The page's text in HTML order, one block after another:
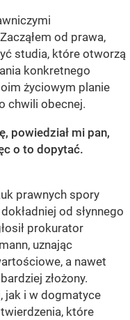
od prawa,
studia, które otworzą
konkretnego
życiowym planie
chwili obecnej.
powiedział mi pan,
o to dopytać.
prawnych spory
od słynnego
prokurator
uznając
a nawet
złożony.
jak i w dogmatyce
które